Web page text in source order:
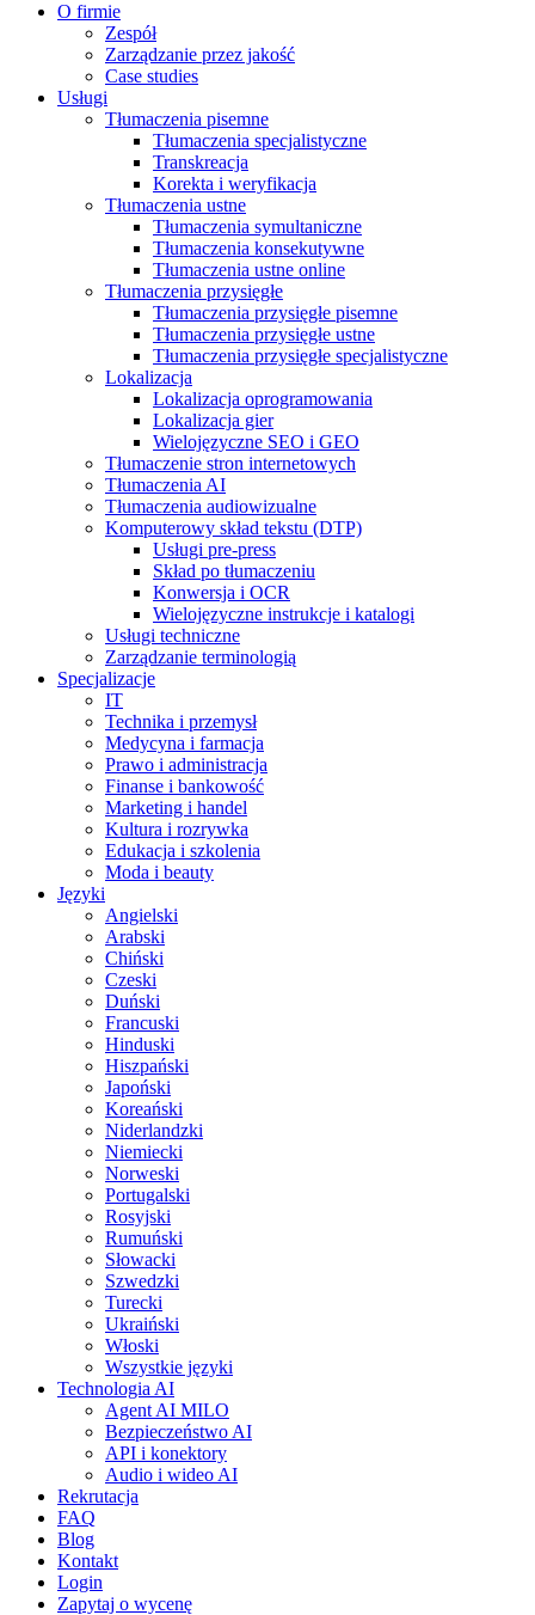
O firmie
Zespół
Zarządzanie przez jakość
Case studies
Usługi
Tłumaczenia pisemne
Tłumaczenia specjalistyczne
Transkreacja
Korekta i weryfikacja
Tłumaczenia ustne
Tłumaczenia symultaniczne
Tłumaczenia konsekutywne
Tłumaczenia ustne online
Tłumaczenia przysięgłe
Tłumaczenia przysięgłe pisemne
Tłumaczenia przysięgłe ustne
Tłumaczenia przysięgłe specjalistyczne
Lokalizacja
Lokalizacja oprogramowania
Lokalizacja gier
Wielojęzyczne SEO i GEO
Tłumaczenie stron internetowych
Tłumaczenia AI
Tłumaczenia audiowizualne
Komputerowy skład tekstu (DTP)
Usługi pre-press
Skład po tłumaczeniu
Konwersja i OCR
Wielojęzyczne instrukcje i katalogi
Usługi techniczne
Zarządzanie terminologią
Specjalizacje
IT
Technika i przemysł
Medycyna i farmacja
Prawo i administracja
Finanse i bankowość
Marketing i handel
Kultura i rozrywka
Edukacja i szkolenia
Moda i beauty
Języki
Angielski
Arabski
Chiński
Czeski
Duński
Francuski
Hinduski
Hiszpański
Japoński
Koreański
Niderlandzki
Niemiecki
Norweski
Portugalski
Rosyjski
Rumuński
Słowacki
Szwedzki
Turecki
Ukraiński
Włoski
Wszystkie języki
Technologia AI
Agent AI MILO
Bezpieczeństwo AI
API i konektory
Audio i wideo AI
Rekrutacja
FAQ
Blog
Kontakt
Login
Zapytaj o wycenę